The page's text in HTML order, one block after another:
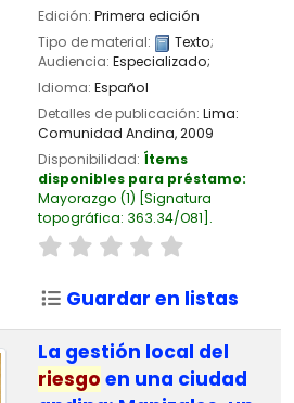
Edición: Primera edición
Tipo de material:
Texto;
Audiencia: Especializado;
Idioma: Español
Detalles de publicación: Lima:
Comunidad Andina,2009
Disponibilidad: Ítems
disponibles para préstamo:
Mayorazgo (1) Signatura
topográfica: 363.34/O81 .
Guardar en listas
La gestión local del
riesgo en una ciudad